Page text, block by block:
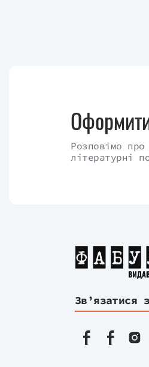
Розповімо
літературні
Зв’язатися